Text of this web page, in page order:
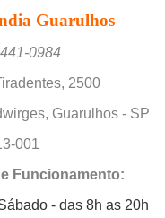
Guarulhos
0984
2500
Guarulhos - SP
001
Funcionamento:
- das 8h as 20h